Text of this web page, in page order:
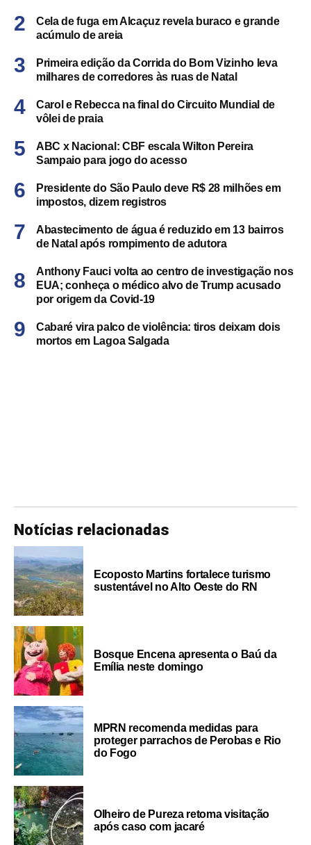
Cela de fuga em Alcaçuz revela buraco e grande
acúmulo de areia
Primeira edição da Corrida do Bom Vizinho leva
milhares de corredores às ruas de Natal
Carol e Rebecca na final do Circuito Mundial de
vôlei de praia
ABC x Nacional: CBF escala Wilton Pereira
Sampaio para jogo do acesso
Presidente do São Paulo deve R$ 28 milhões em
impostos, dizem registros
Abastecimento de água é reduzido em 13 bairros
de Natal após rompimento de adutora
Anthony Fauci volta ao centro de investigação nos
EUA; conheça o médico alvo de Trump acusado
por origem da Covid-19
Cabaré vira palco de violência: tiros deixam dois
mortos em Lagoa Salgada
Notícias relacionadas
Ecoposto Martins fortalece turismo
sustentável no Alto Oeste do RN
Bosque Encena apresenta o Baú da
Emília neste domingo
MPRN recomenda medidas para
proteger parrachos de Perobas e Rio
do Fogo
Olheiro de Pureza retoma visitação
após caso com jacaré